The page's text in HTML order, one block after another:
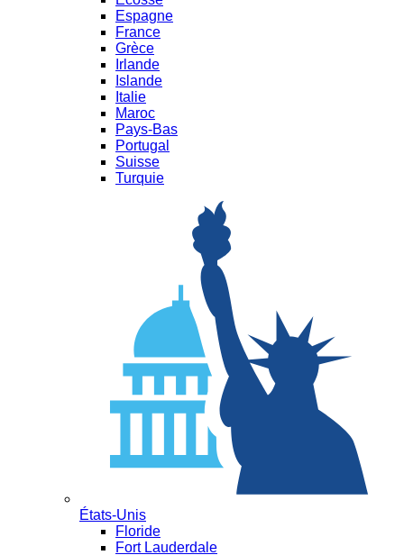
Espagne
France
Grèce
Irlande
Islande
Italie
Maroc
Pays-Bas
Portugal
Suisse
Turquie
États-Unis
Floride
Fort Lauderdale